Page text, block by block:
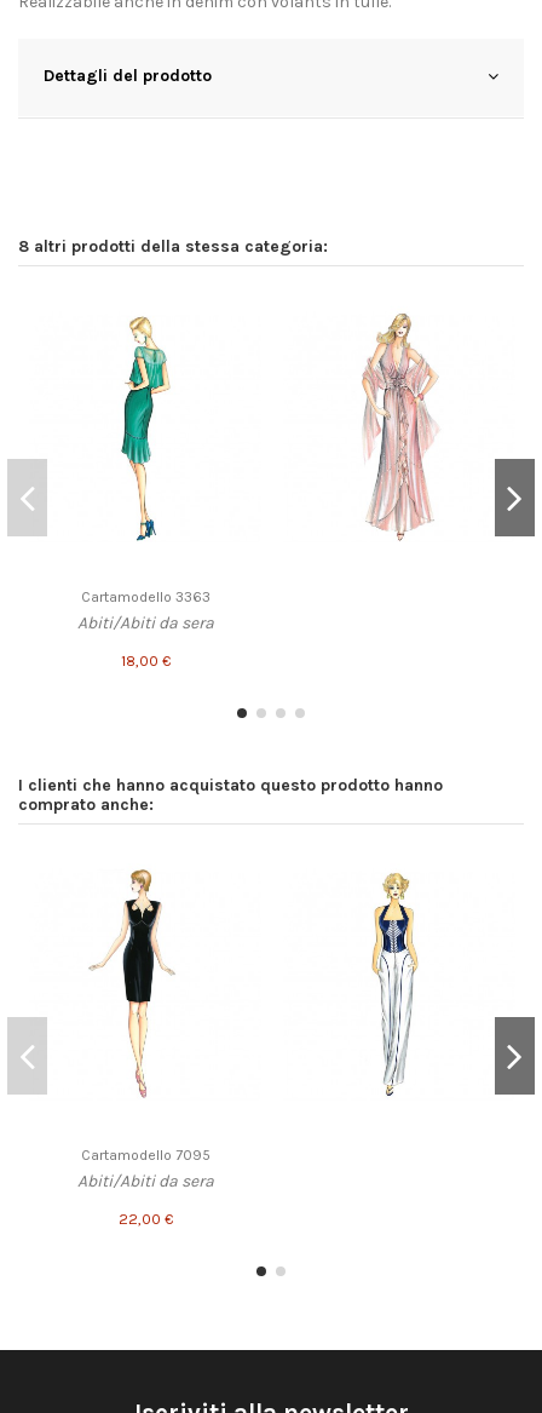
Dettagli del prodotto
8 altri prodotti della stessa categoria:
Cartamodello 3363
Abiti/Abiti da sera
18,00 €
I clienti che hanno acquistato questo prodotto hanno
comprato anche:
Cartamodello 7095
Abiti/Abiti da sera
22,00 €